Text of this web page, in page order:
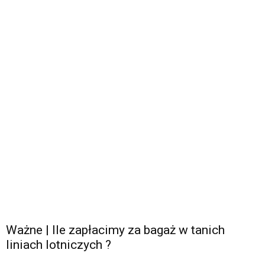
Ważne | Ile zapłacimy za bagaż w tanich
liniach lotniczych ?